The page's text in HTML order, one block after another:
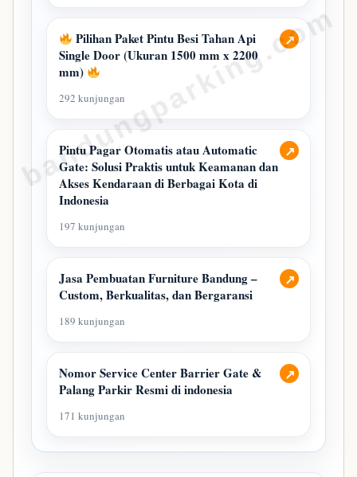
↗
Pilihan Paket Pintu Besi Tahan Api
Single Door (Ukuran 1500 mm x 2200
mm)
292 kunjungan
↗
Pintu Pagar Otomatis atau Automatic
Gate: Solusi Praktis untuk Keamanan dan
Akses Kendaraan di Berbagai Kota di
Indonesia
197 kunjungan
↗
Jasa Pembuatan Furniture Bandung –
Custom, Berkualitas, dan Bergaransi
189 kunjungan
↗
Nomor Service Center Barrier Gate &
Palang Parkir Resmi di indonesia
171 kunjungan
bandungparking.com